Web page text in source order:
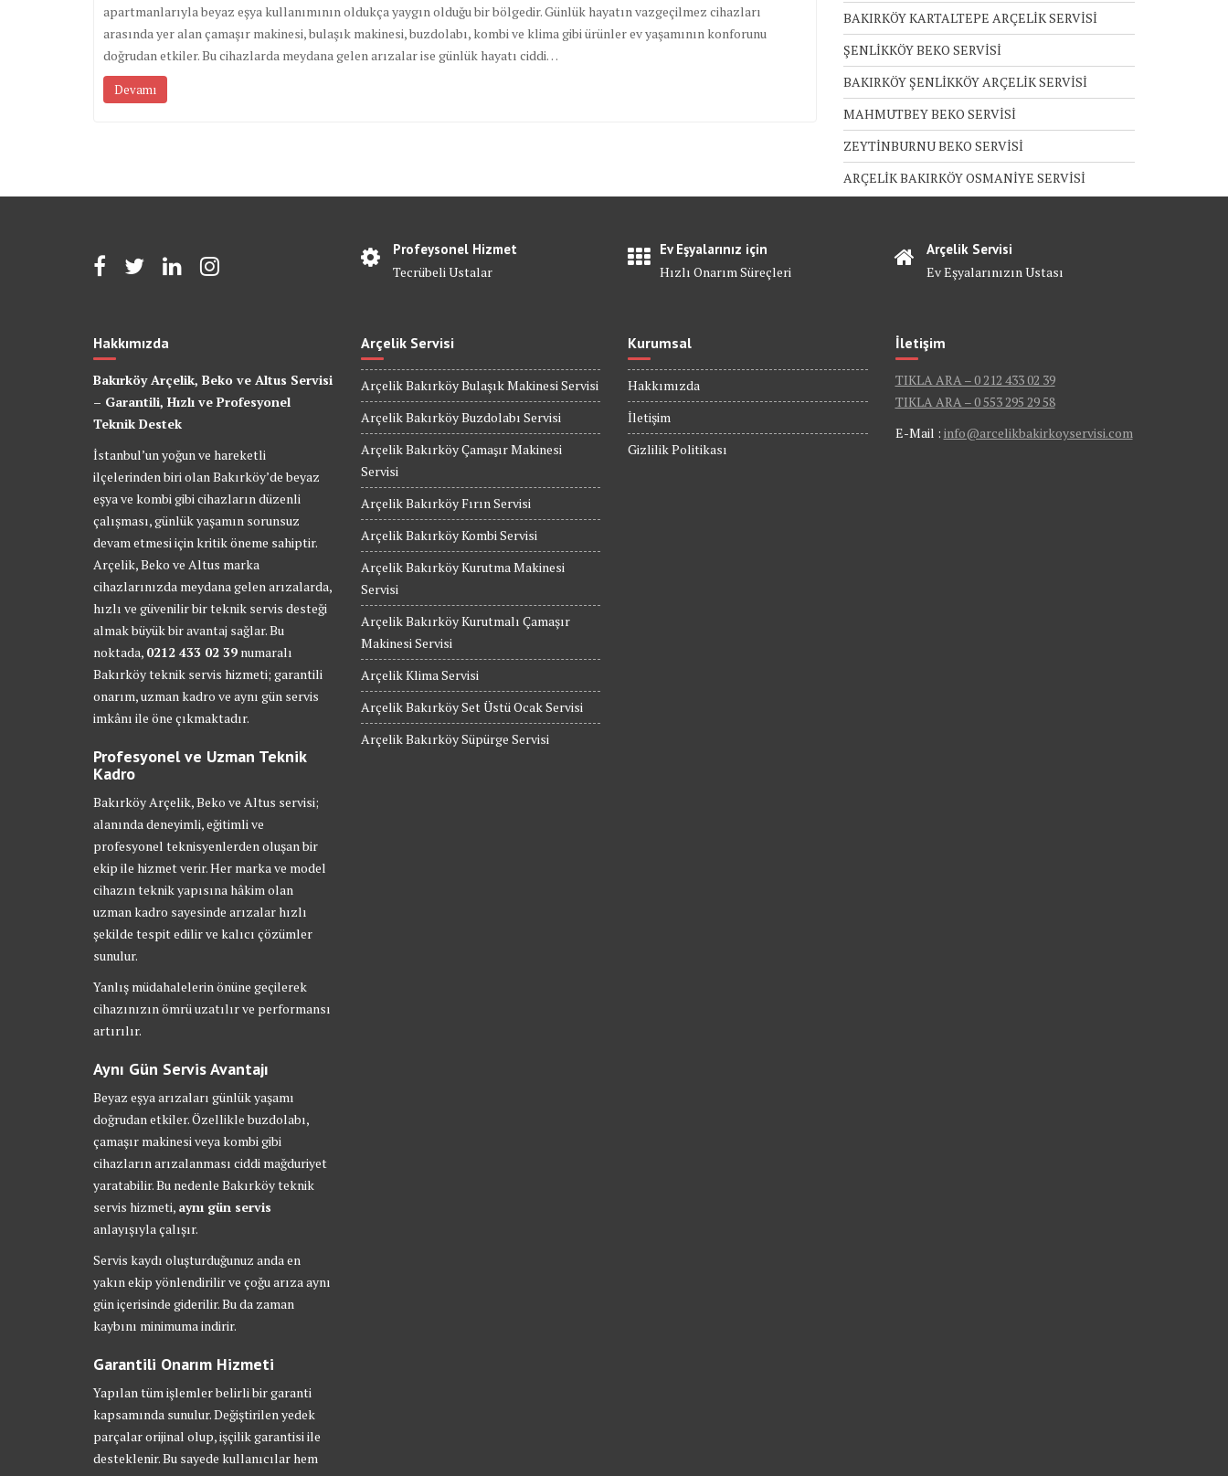
apartmanlarıyla beyaz eşya kullanımının oldukça yaygın olduğu bir bölgedir. Günlük hayatın vazgeçilmez cihazları
arasında yer alan çamaşır makinesi, bulaşık makinesi, buzdolabı, kombi ve klima gibi ürünler ev yaşamının konforunu
doğrudan etkiler. Bu cihazlarda meydana gelen arızalar ise günlük hayatı ciddi…
Devamı
BAKIRKÖY KARTALTEPE ARÇELİK SERVİSİ
ŞENLİKKÖY BEKO SERVİSİ
BAKIRKÖY ŞENLİKKÖY ARÇELİK SERVİSİ
MAHMUTBEY BEKO SERVİSİ
ZEYTİNBURNU BEKO SERVİSİ
ARÇELİK BAKIRKÖY OSMANİYE SERVİSİ
Profeysonel Hizmet
Tecrübeli Ustalar
Ev Eşyalarınız için
Hızlı Onarım Süreçleri
Arçelik Servisi
Ev Eşyalarınızın Ustası
Hakkımızda
Bakırköy Arçelik, Beko ve Altus Servisi
– Garantili, Hızlı ve Profesyonel
Teknik Destek
İstanbul’un yoğun ve hareketli
ilçelerinden biri olan Bakırköy’de beyaz
eşya ve kombi gibi cihazların düzenli
çalışması, günlük yaşamın sorunsuz
devam etmesi için kritik öneme sahiptir.
Arçelik, Beko ve Altus marka
cihazlarınızda meydana gelen arızalarda,
hızlı ve güvenilir bir teknik servis desteği
almak büyük bir avantaj sağlar. Bu
noktada, 0212 433 02 39 numaralı
Bakırköy teknik servis hizmeti; garantili
onarım, uzman kadro ve aynı gün servis
imkânı ile öne çıkmaktadır.
Profesyonel ve Uzman Teknik
Kadro
Bakırköy Arçelik, Beko ve Altus servisi;
alanında deneyimli, eğitimli ve
profesyonel teknisyenlerden oluşan bir
ekip ile hizmet verir. Her marka ve model
cihazın teknik yapısına hâkim olan
uzman kadro sayesinde arızalar hızlı
şekilde tespit edilir ve kalıcı çözümler
sunulur.
Yanlış müdahalelerin önüne geçilerek
cihazınızın ömrü uzatılır ve performansı
artırılır.
Aynı Gün Servis Avantajı
Beyaz eşya arızaları günlük yaşamı
doğrudan etkiler. Özellikle buzdolabı,
çamaşır makinesi veya kombi gibi
cihazların arızalanması ciddi mağduriyet
yaratabilir. Bu nedenle Bakırköy teknik
servis hizmeti, aynı gün servis
anlayışıyla çalışır.
Servis kaydı oluşturduğunuz anda en
yakın ekip yönlendirilir ve çoğu arıza aynı
gün içerisinde giderilir. Bu da zaman
kaybını minimuma indirir.
Garantili Onarım Hizmeti
Yapılan tüm işlemler belirli bir garanti
kapsamında sunulur. Değiştirilen yedek
parçalar orijinal olup, işçilik garantisi ile
desteklenir. Bu sayede kullanıcılar hem
Arçelik Servisi
Arçelik Bakırköy Bulaşık Makinesi Servisi
Arçelik Bakırköy Buzdolabı Servisi
Arçelik Bakırköy Çamaşır Makinesi
Servisi
Arçelik Bakırköy Fırın Servisi
Arçelik Bakırköy Kombi Servisi
Arçelik Bakırköy Kurutma Makinesi
Servisi
Arçelik Bakırköy Kurutmalı Çamaşır
Makinesi Servisi
Arçelik Klima Servisi
Arçelik Bakırköy Set Üstü Ocak Servisi
Arçelik Bakırköy Süpürge Servisi
Kurumsal
Hakkımızda
İletişim
Gizlilik Politikası
İletişim
TIKLA ARA – 0 212 433 02 39
TIKLA ARA – 0 553 295 29 58
E-Mail : info@arcelikbakirkoyservisi.com